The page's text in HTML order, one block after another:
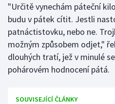
Vodní slalom
Volejbal
Ostatní
"Určitě vynechám páteční
budu v pátek cítit. Jestli
patnáctistovku, nebo ne.
možným způsobem odjet,"
dlouhých tratí, jež v minulé
pohárovém hodnocení pátá.
SOUVISEJÍCÍ ČLÁNKY